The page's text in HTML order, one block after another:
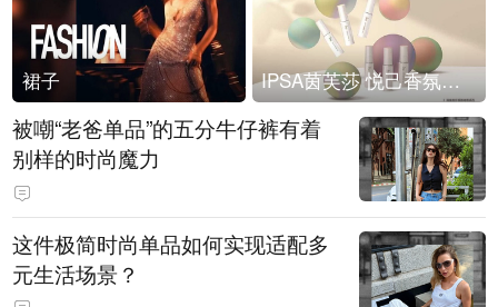
裙子 IPSA茵芙莎 悦己香氛凝露上市
被嘲“老爸单品”的五分牛仔裤有着
别样的时尚魔力
这件极简时尚单品如何实现适配多
元生活场景？